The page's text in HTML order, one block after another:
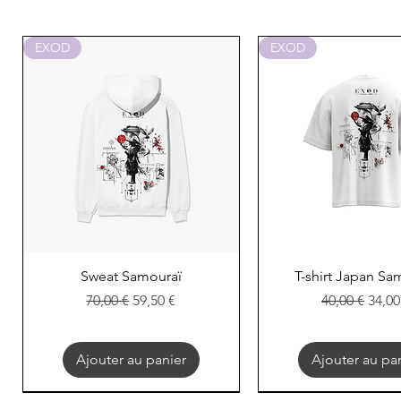
Aperçu rapide
EXOD
Sweat Samouraï
Prix original
70,00 € Prix promotionnel
59,50 €
Ajouter au panier
Aperçu
EXOD
T-shirt Japan
Prix original
40,00 € Prix
Ajouter au